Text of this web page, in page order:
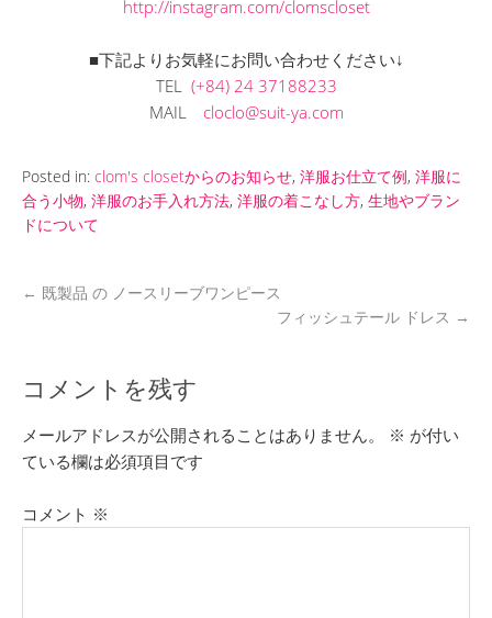
http://instagram.com/clomscloset
■下記よりお気軽にお問い合わせください↓
TEL (+84) 24 37188233
MAIL cloclo@suit-ya.com
Posted in: clom's closetからのお知らせ, 洋服お仕立て例, 洋服に
合う小物, 洋服のお手入れ方法, 洋服の着こなし方, 生地やブラン
ドについて
← 既製品 の ノースリーブワンピース
フィッシュテール ドレス →
コメントを残す
メールアドレスが公開されることはありません。 ※ が付い
ている欄は必須項目です
コメント ※